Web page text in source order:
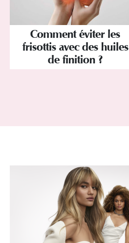
Comment éviter les
frisottis avec des huiles
de finition ?